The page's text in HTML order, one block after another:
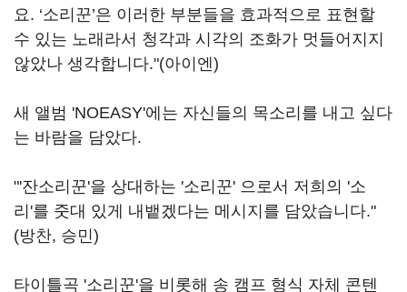
요. ‘소리꾼’은 이러한 부분들을 효과적으로 표현할
수 있는 노래라서 청각과 시각의 조화가 멋들어지지
않았나 생각합니다."(아이엔)
새 앨범 'NOEASY'에는 자신들의 목소리를 내고 싶다
는 바람을 담았다.
"'잔소리꾼'을 상대하는 '소리꾼' 으로서 저희의 '소
리'를 줏대 있게 내뱉겠다는 메시지를 담았습니다."
(방찬, 승민)
타이틀곡 '소리꾼'을 비롯해 송 캠프 형식 자체 콘텐